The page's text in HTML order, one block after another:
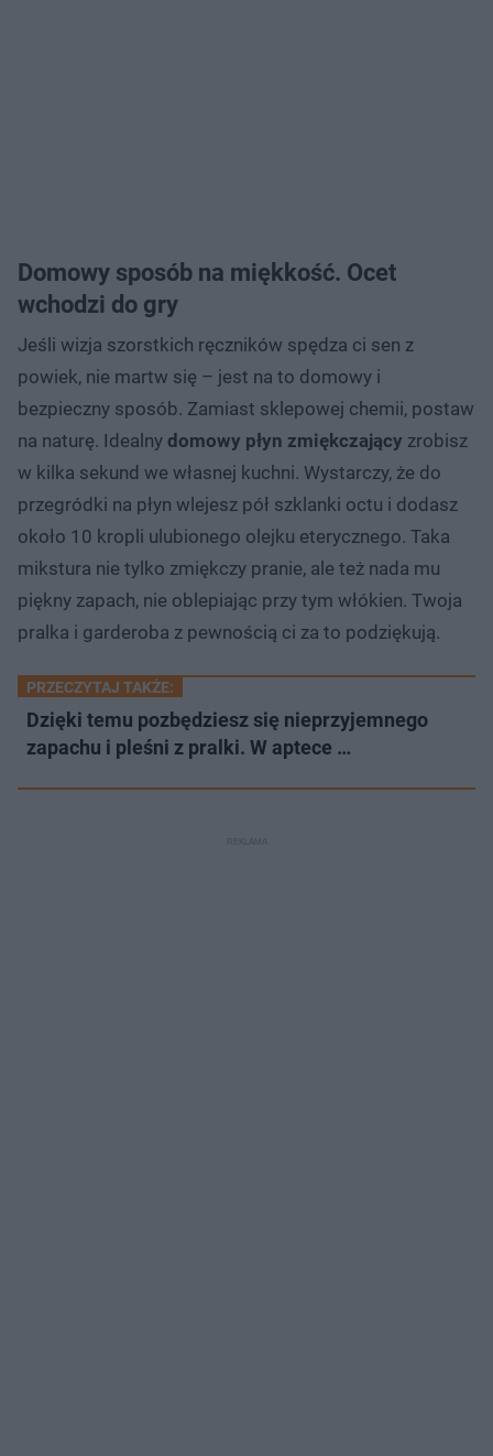
Domowy sposób na miękkość. Ocet
wchodzi do gry
Jeśli wizja szorstkich ręczników spędza ci sen z
powiek, nie martw się – jest na to domowy i
bezpieczny sposób. Zamiast sklepowej chemii, postaw
na naturę. Idealny domowy płyn zmiękczający zrobisz
w kilka sekund we własnej kuchni. Wystarczy, że do
przegródki na płyn wlejesz pół szklanki octu i dodasz
około 10 kropli ulubionego olejku eterycznego. Taka
mikstura nie tylko zmiękczy pranie, ale też nada mu
piękny zapach, nie oblepiając przy tym włókien. Twoja
pralka i garderoba z pewnością ci za to podziękują.
PRZECZYTAJ TAKŻE:
Dzięki temu pozbędziesz się nieprzyjemnego
zapachu i pleśni z pralki. W aptece …